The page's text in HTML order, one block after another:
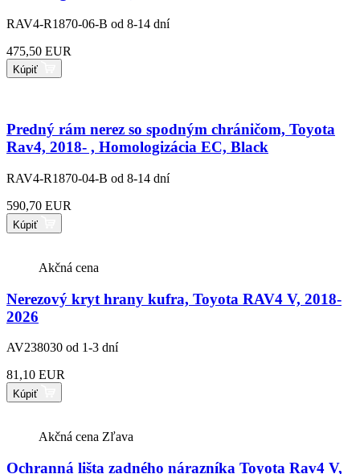
RAV4-R1870-06-B od 8-14 dní
475,50 EUR
Kúpiť
Predný rám nerez so spodným chráničom, Toyota
Rav4, 2018- , Homologizácia EC, Black
RAV4-R1870-04-B od 8-14 dní
590,70 EUR
Kúpiť
Akčná cena
Nerezový kryt hrany kufra, Toyota RAV4 V, 2018-
2026
AV238030 od 1-3 dní
81,10 EUR
Kúpiť
Akčná cena Zľava
Ochranná lišta zadného nárazníka Toyota Rav4 V,